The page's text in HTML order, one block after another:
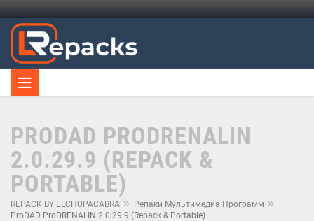
PRODAD PRODRENALIN
2.0.29.9 (REPACK &
PORTABLE)
REPACK BY ELCHUPACABRA
Репаки Мультимедиа Программ
ProDAD ProDRENALIN 2.0.29.9 (Repack & Portable)